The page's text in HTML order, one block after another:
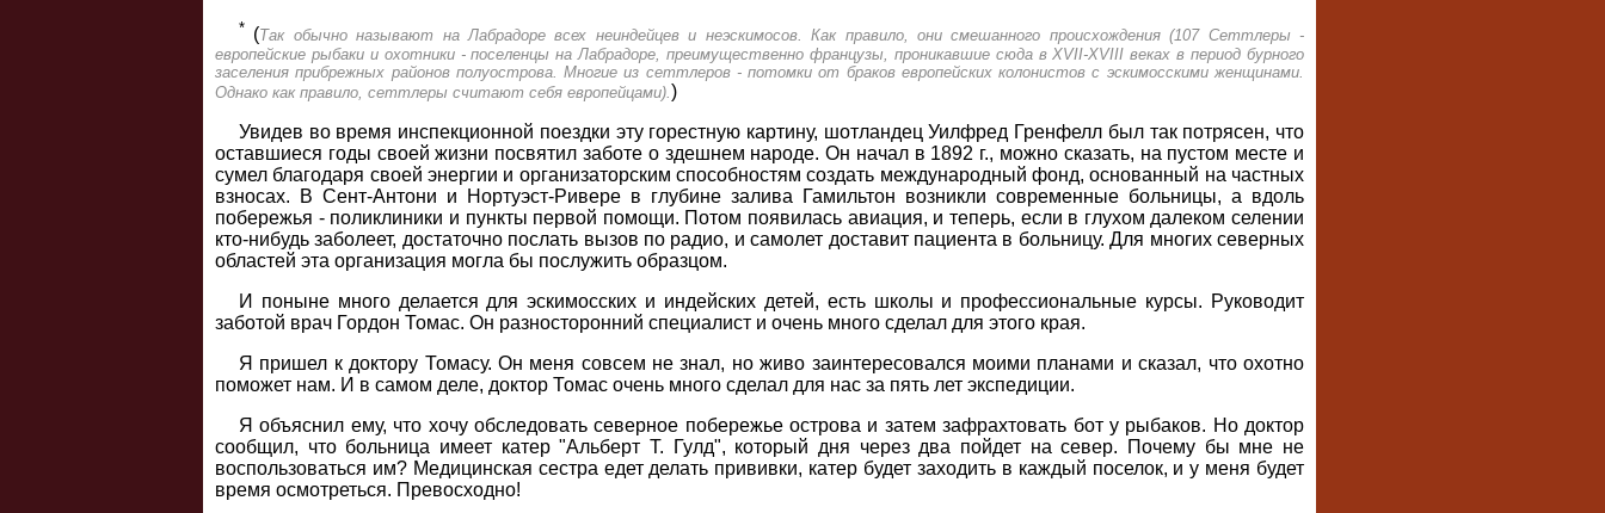
* (Так обычно называют на Лабрадоре всех неиндейцев и неэскимосов. Как правило, они смешанного происхождения (107 Сеттлеры -
европейские рыбаки и охотники - поселенцы на Лабрадоре, преимущественно французы, проникавшие сюда в XVII-XVIII веках в период бурного
заселения прибрежных районов полуострова. Многие из сеттлеров - потомки от браков европейских колонистов с эскимосскими женщинами.
Однако как правило, сеттлеры считают себя европейцами).)
Увидев во время инспекционной поездки эту горестную картину, шотландец Уилфред Гренфелл был так потрясен, что
оставшиеся годы своей жизни посвятил заботе о здешнем народе. Он начал в 1892 г., можно сказать, на пустом месте и
сумел благодаря своей энергии и организаторским способностям создать международный фонд, основанный на частных
взносах. В Сент-Антони и Нортуэст-Ривере в глубине залива Гамильтон возникли современные больницы, а вдоль
побережья - поликлиники и пункты первой помощи. Потом появилась авиация, и теперь, если в глухом далеком селении
кто-нибудь заболеет, достаточно послать вызов по радио, и самолет доставит пациента в больницу. Для многих северных
областей эта организация могла бы послужить образцом.
И поныне много делается для эскимосских и индейских детей, есть школы и профессиональные курсы. Руководит
заботой врач Гордон Томас. Он разносторонний специалист и очень много сделал для этого края.
Я пришел к доктору Томасу. Он меня совсем не знал, но живо заинтересовался моими планами и сказал, что охотно
поможет нам. И в самом деле, доктор Томас очень много сделал для нас за пять лет экспедиции.
Я объяснил ему, что хочу обследовать северное побережье острова и затем зафрахтовать бот у рыбаков. Но доктор
сообщил, что больница имеет катер "Альберт Т. Гулд", который дня через два пойдет на север. Почему бы мне не
воспользоваться им? Медицинская сестра едет делать прививки, катер будет заходить в каждый поселок, и у меня будет
время осмотреться. Превосходно!